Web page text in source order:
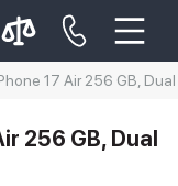
17 Air 256 GB, Dual
256 GB, Dual